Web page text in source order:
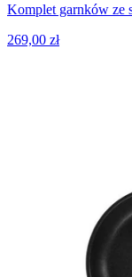
Komplet garnków ze
269,00 zł